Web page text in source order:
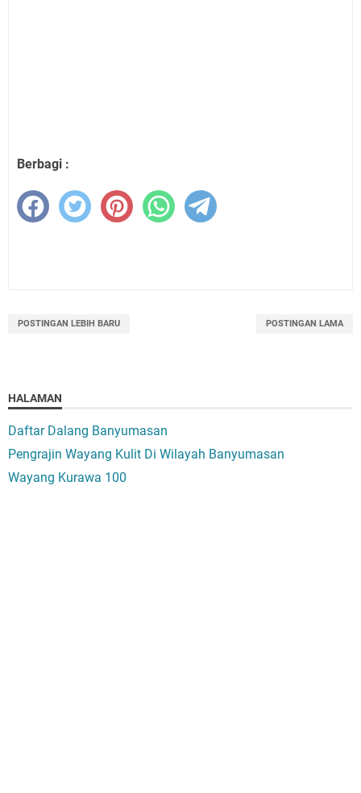
Berbagi :
POSTINGAN LEBIH BARU POSTINGAN LAMA
HALAMAN
Daftar Dalang Banyumasan
Pengrajin Wayang Kulit Di Wilayah Banyumasan
Wayang Kurawa 100